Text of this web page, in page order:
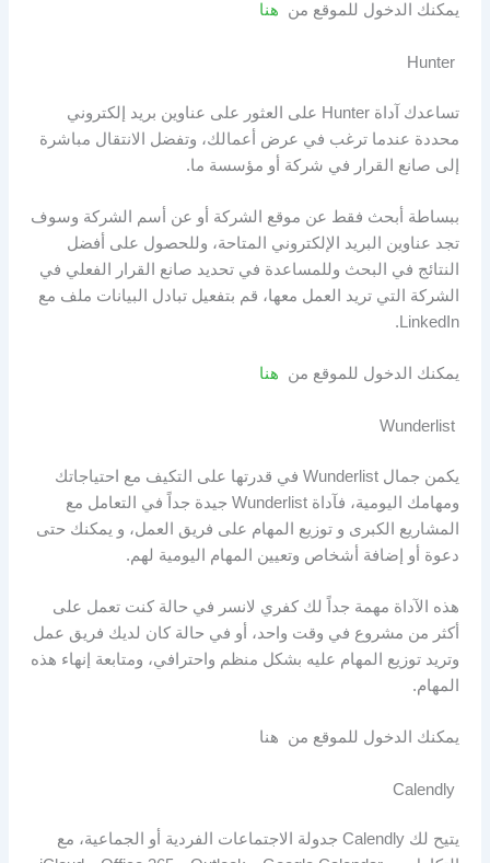
يمكنك الدخول للموقع من هنا
تساعدك آداة Hunter على العثور على عناوين بريد إلكتروني
محددة عندما ترغب في عرض أعمالك، وتفضل الانتقال مباشرة
إلى صانع القرار في شركة أو مؤسسة ما.
ببساطة أبحث فقط عن موقع الشركة أو عن أسم الشركة وسوف
تجد عناوين البريد الإلكتروني المتاحة، وللحصول على أفضل
النتائج في البحث وللمساعدة في تحديد صانع القرار الفعلي في
الشركة التي تريد العمل معها، قم بتفعيل تبادل البيانات ملف مع
LinkedIn.
يمكنك الدخول للموقع من هنا
يكمن جمال Wunderlist في قدرتها على التكيف مع احتياجاتك
ومهامك اليومية، فآداة Wunderlist جيدة جداً في التعامل مع
المشاريع الكبرى و توزيع المهام على فريق العمل، و يمكنك حتى
دعوة أو إضافة أشخاص وتعيين المهام اليومية لهم.
هذه الآداة مهمة جداً لك كفري لانسر في حالة كنت تعمل على
أكثر من مشروع في وقت واحد، أو في حالة كان لديك فريق عمل
وتريد توزيع المهام عليه بشكل منظم واحترافي، ومتابعة إنهاء هذه
المهام.
يمكنك الدخول للموقع من هنا
يتيح لك Calendly جدولة الاجتماعات الفردية أو الجماعية، مع